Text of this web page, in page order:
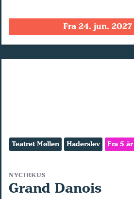
Fra 24. jun. 2027
Teatret Møllen Haderslev Fra 5 år
NYCIRKUS
Grand Danois